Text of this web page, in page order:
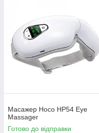
Масажер Hoco HP54 Eye
Massager
Готово до відправки